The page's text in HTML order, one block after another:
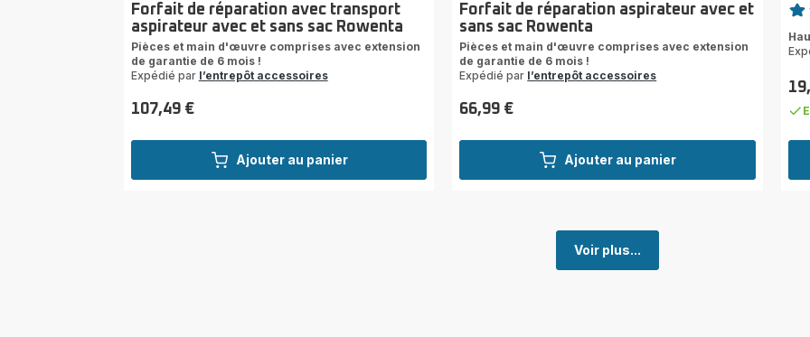
Ajouter au panier
Forfait de réparation avec transport
aspirateur avec et sans sac Rowenta
Pièces et main d'œuvre comprises avec extension
de garantie de 6 mois !
Expédié par l’entrepôt accessoires
Prix
107,49 €
Ajouter au panier
Forfait de réparation aspirateur avec et
sans sac Rowenta
Pièces et main d'œuvre comprises avec extension
de garantie de 6 mois !
Expédié par l’entrepôt accessoires
Prix
66,99 €
Prix
Voir plus...